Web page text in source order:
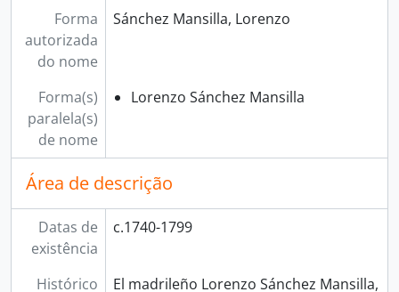
Forma
autorizada
do nome
Sánchez Mansilla, Lorenzo
Forma(s)
paralela(s)
de nome
Lorenzo Sánchez Mansilla
Área de descrição
Datas de
existência
c.1740-1799
Histórico
El madrileño Lorenzo Sánchez Mansilla,